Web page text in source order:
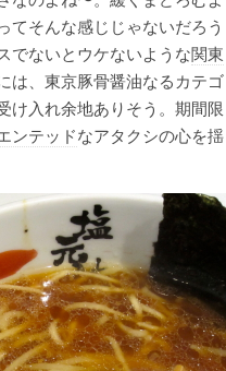
てそんな感じじゃないだろう
でないとウケないような関東
は、東京豚骨醤油なるカテゴ
け入れ余地ありそう。期間限
ンテッドなアタクシの心を揺